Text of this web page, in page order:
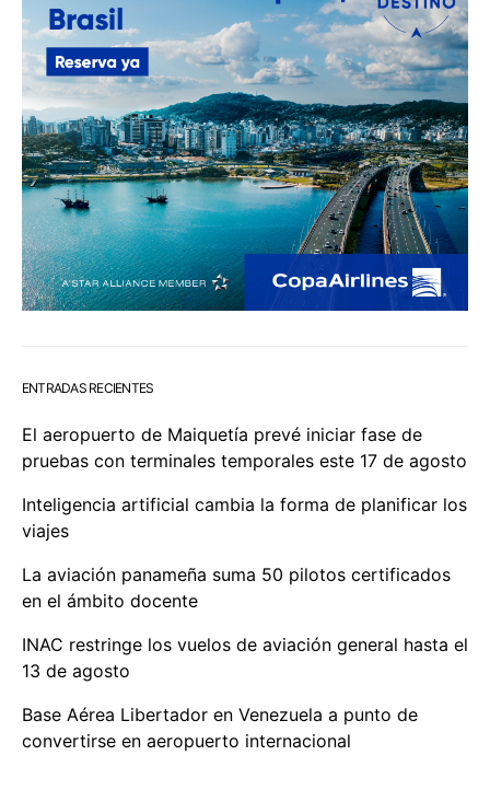
ENTRADAS RECIENTES
El aeropuerto de Maiquetía prevé iniciar fase de
pruebas con terminales temporales este 17 de agosto
Inteligencia artificial cambia la forma de planificar los
viajes
La aviación panameña suma 50 pilotos certificados
en el ámbito docente
INAC restringe los vuelos de aviación general hasta el
13 de agosto
Base Aérea Libertador en Venezuela a punto de
convertirse en aeropuerto internacional